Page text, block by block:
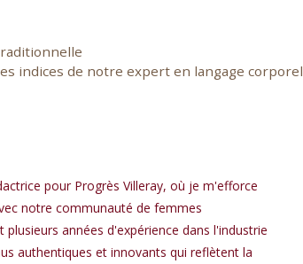
indices de notre expert en langage corporel
pour Progrès Villeray, où je m'efforce
notre communauté de femmes
années d'expérience dans l'industrie
authentiques et innovants qui reflètent la